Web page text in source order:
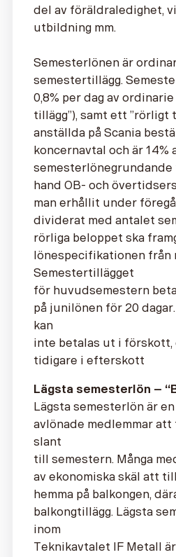
del av föräldraledighet,
utbildning mm.
Semesterlönen är
semestertillägg.
0,8% per dag av
tillägg”), samt ett ”rörligt
anställda på Scania
koncernavtal och är 14%
hand OB- och
man erhållit under
dividerat med antalet
rörliga beloppet ska
lönespecifikationen från
Semestertillägget
för huvudsemestern
på junilönen för 20
kan
inte betalas ut i förskott,
tidigare i efterskott
Lägsta semesterlön –
Lägsta semesterlön är
avlönade medlemmar
slant
till semestern. Många
av ekonomiska skäl att
hemma på balkongen,
balkongtillägg. Lägsta
inom
Teknikavtalet IF Metall